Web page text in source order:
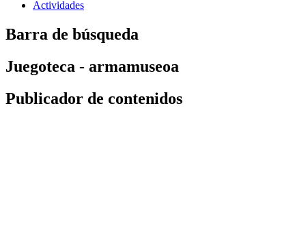
Actividades
Barra de búsqueda
Juegoteca - armamuseoa
Publicador de contenidos